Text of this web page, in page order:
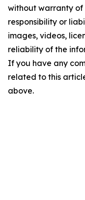
without warranty of
responsibility or
images, videos,
reliability of the
If you have any
related to this
above.